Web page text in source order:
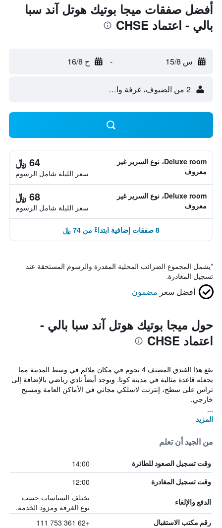
أفضل صفقات ميجا بوتيك هوتل آند سبا
بالي - اعتماد CHSE
س 15/8 - ح 16/8
2 من الضيوف، غرفة واحدة
Deluxe room، نوع السرير غير
معروف
64 ﷼
سعر الليلة شامل الرسوم
Deluxe room، نوع السرير غير
معروف
68 ﷼
سعر الليلة شامل الرسوم
8 صفقات إضافية ابتداءً من 74 ﷼
*يشمل المجموع الضرائب المحلية المقدرة والرسوم المستحقة عند
تسجيل المغادرة.
أفضل سعر مضمون
حول ميجا بوتيك هوتل آند سبا بالي -
اعتماد CHSE
يقع هذا الفندق المصنف 4 نجوم في مكان ملائم في وسط المدينة مما
يجعله قاعدة مثالية في مدينة كوتا. ويوجد أيضاً نادي رياضي بالإضافة إلى
تراس على سطح، إنترنت لاسلكي مجاني في الأماكن العامة ومسبح
خارجي.
...
المزيد
من الجيد أن تعلم
وقت تسجيل الصعود للطائرة 14:00
وقت تسجيل المغادرة 12:00
الدفع والإلغاء
تختلف السياسات حسب
نوع الغرفة ومزود الخدمة.
رقم مكتب الاستقبال +62 361 753 111